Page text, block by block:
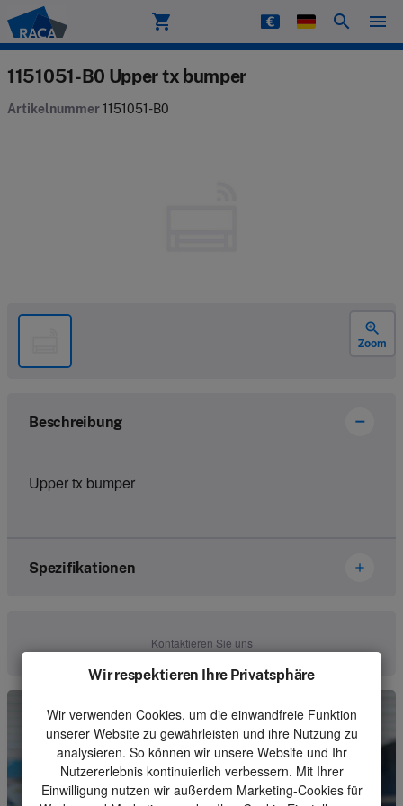
Raca shopping_cart search menu
1151051-B0 Upper tx bumper
Artikelnummer1151051-B0
zoom_in
Zoom
Beschreibung
Upper tx bumper
Spezifikationen
Artikelnummer
1151051-B0
Einheit
Stück
Mindestbestellmenge
1
Kontaktieren Sie uns
Wir respektieren Ihre Privatsphäre
Wir verwenden Cookies, um die einwandfreie Funktion
unserer Website zu gewährleisten und ihre Nutzung zu
analysieren. So können wir unsere Website und Ihr
Nutzererlebnis kontinuierlich verbessern. Mit Ihrer
Einwilligung nutzen wir außerdem Marketing-Cookies für